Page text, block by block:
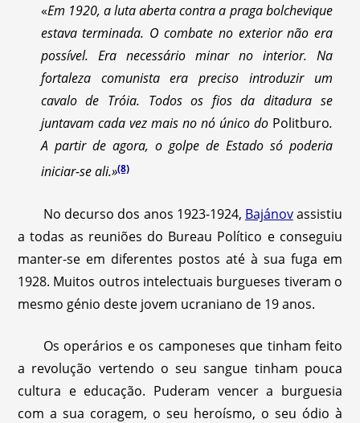
«Em 1920, a luta aberta contra a praga bolchevique
estava terminada. O combate no exterior não era
possível. Era necessário minar no interior. Na
fortaleza comunista era preciso introduzir um
cavalo de Tróia. Todos os fios da ditadura se
juntavam cada vez mais no nó único doPolitburo.
A partir de agora, o golpe de Estado só poderia
iniciar-se ali.»(8)
No decurso dos anos 1923-1924, Bajánovassistiu
a todas as reuniões do Bureau Político e conseguiu
manter-se em diferentes postos até à sua fuga em
1928. Muitos outros intelectuais burgueses tiveram o
mesmo génio deste jovem ucraniano de 19 anos.
Os operários e os camponeses que tinham feito
a revolução vertendo o seu sangue tinham pouca
cultura e educação. Puderam vencer a burguesia
com a sua coragem, o seu heroísmo, o seu ódio à